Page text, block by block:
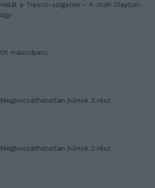
Halál a Tresco-szigeten – A Josh Clayton-
ügy
Öt másodperc
Megbocsáthatatlan bűnök 3.rész
Megbocsáthatatlan bűnök 2.rész